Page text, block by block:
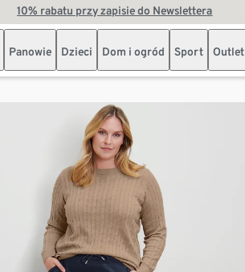
10% rabatu przy zapisie do Newslettera
Panowie Dzieci Dom i ogród Sport Outlet